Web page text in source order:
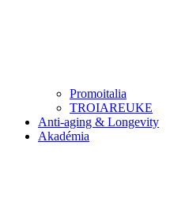
Promoitalia
TROIAREUKE
Anti-aging & Longevity
Akadémia